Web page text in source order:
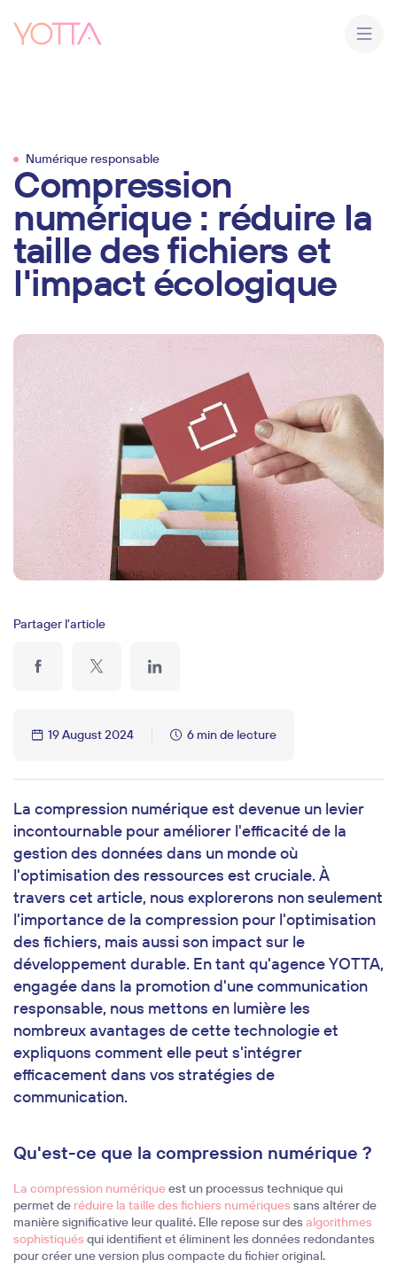
Nos services
Stratégie
Vidéo
Contenu
Web
Nos réalisations
Nous (re)joindre
Ressources
Numérique responsable
Compression
numérique : réduire la
taille des fichiers et
l'impact écologique
Informations sur l'article
Partager l'article
19 August 2024 6 min de lecture
La compression numérique est devenue un levier
incontournable pour améliorer l'efficacité de la
gestion des données dans un monde où
l'optimisation des ressources est cruciale. À
travers cet article, nous explorerons non seulement
l'importance de la compression pour l'optimisation
des fichiers, mais aussi son impact sur le
développement durable. En tant qu'agence YOTTA,
engagée dans la promotion d'une communication
responsable, nous mettons en lumière les
nombreux avantages de cette technologie et
expliquons comment elle peut s'intégrer
efficacement dans vos stratégies de
communication.
Qu'est-ce que la compression numérique ?
La compression numériqueest un processus technique qui
permet de réduire la taille des fichiers numériques sans altérer de
manière significative leur qualité. Elle repose sur des algorithmes
sophistiqués qui identifient et éliminent les données redondantes
pour créer une version plus compacte du fichier original.